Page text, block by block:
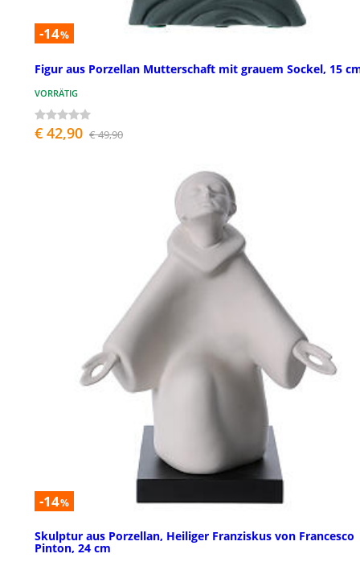
-14%
Figur aus Porzellan Mutterschaft mit grauem Sockel, 15
VORRÄTIG
€ 42,90 € 49,90
-14%
Skulptur aus Porzellan, Heiliger Franziskus von Francesco
Pinton, 24 cm